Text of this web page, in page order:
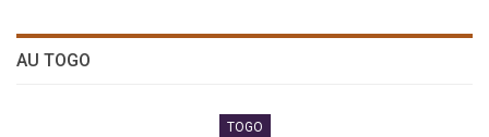
AU TOGO
TOGO